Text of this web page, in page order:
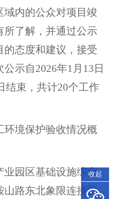
收起
内的公众对项目 竣
所了解，并通过公示
态度和建议，接受
公示自2026年1 月 13 日
结束，共计20个工作
环境保护验收情况概
业园区基础设施综合
山路东北象限连接匝